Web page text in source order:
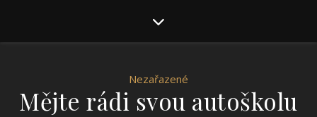
Nezařazené
Mějte rádi svou autoškolu